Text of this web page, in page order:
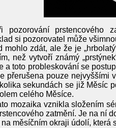
pozorování prstencového
si pozorovatel může
mohlo zdát, ale že je
než vytvoří známý
a toto probleskování se
přerušena pouze nejvyššími
sekundách se již Měsíc
celého Měsíce.
mozaika vznikla složením
zatmění. Je na ní
měsíčním okraji údolí, která